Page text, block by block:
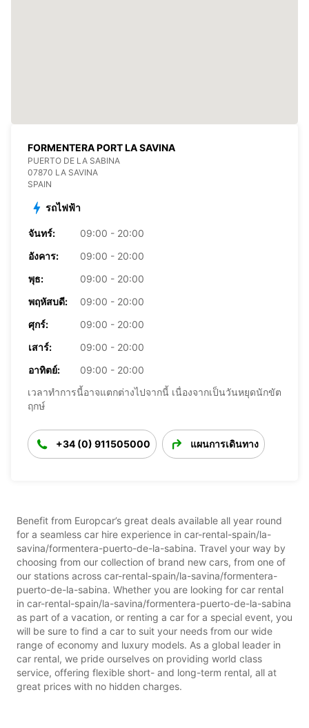
FORMENTERA PORT LA SAVINA
PUERTO DE LA SABINA
07870 LA SAVINA
SPAIN
รถไฟฟ้า
จันทร์:
09:00 - 20:00
อังคาร:
09:00 - 20:00
พุธ:
09:00 - 20:00
พฤหัสบดี:
09:00 - 20:00
ศุกร์:
09:00 - 20:00
เสาร์:
09:00 - 20:00
อาทิตย์:
09:00 - 20:00
เวลาทำการนี้อาจแตกต่างไปจากนี้ เนื่องจากเป็นวันหยุดนักขัต
ฤกษ์
+34 (0) 911505000 แผนการเดินทาง
Benefit from Europcar’s great deals available all year round
for a seamless car hire experience in car-rental-spain/la-
savina/formentera-puerto-de-la-sabina. Travel your way by
choosing from our collection of brand new cars, from one of
our stations across car-rental-spain/la-savina/formentera-
puerto-de-la-sabina. Whether you are looking for car rental
in car-rental-spain/la-savina/formentera-puerto-de-la-sabina
as part of a vacation, or renting a car for a special event, you
will be sure to find a car to suit your needs from our wide
range of economy and luxury models. As a global leader in
car rental, we pride ourselves on providing world class
service, offering flexible short- and long-term rental, all at
great prices with no hidden charges.